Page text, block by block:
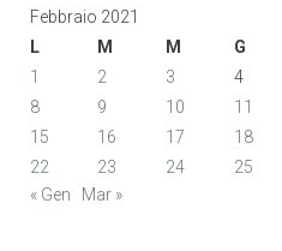
Febbraio 2021
L
M M G
1
2 3 4
8
9 10 11
15
16 17 18
22
23 24 25
« Gen
Mar »